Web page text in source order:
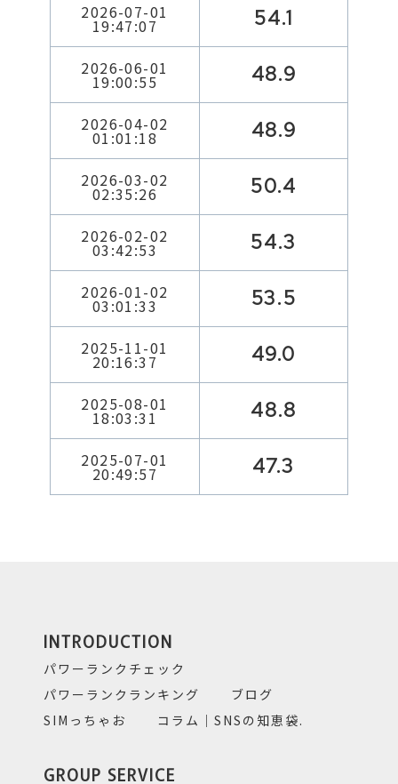
2026-07-01
19:47:07 54.1
2026-06-01
19:00:55 48.9
2026-04-02
01:01:18 48.9
2026-03-02
02:35:26 50.4
2026-02-02
03:42:53 54.3
2026-01-02
03:01:33 53.5
2025-11-01
20:16:37 49.0
2025-08-01
18:03:31 48.8
2025-07-01
20:49:57 47.3
INTRODUCTION
パワーランクチェック
パワーランクランキング
ブログ
SIMっちゃお
コラム｜SNSの知恵袋.
GROUP SERVICE